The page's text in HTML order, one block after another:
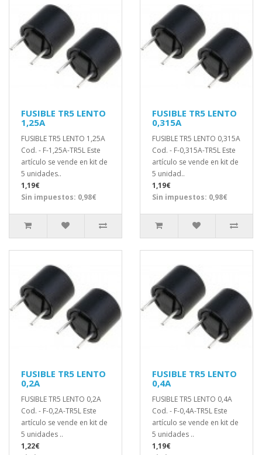
FUSIBLE TR5 LENTO
1,25A
FUSIBLE TR5 LENTO 1,25A
Cod. - F-1,25A-TR5L Este
artículo se vende en kit de
5 unidades..
1,19€
Sin impuestos: 0,98€
FUSIBLE TR5 LENTO
0,315A
FUSIBLE TR5 LENTO 0,315A
Cod. - F-0,315A-TR5L Este
artículo se vende en kit de
5 unidad..
1,19€
Sin impuestos: 0,98€
FUSIBLE TR5 LENTO
0,2A
FUSIBLE TR5 LENTO 0,2A
Cod. - F-0,2A-TR5L Este
artículo se vende en kit de
5 unidades ..
1,22€
FUSIBLE TR5 LENTO
0,4A
FUSIBLE TR5 LENTO 0,4A
Cod. - F-0,4A-TR5L Este
artículo se vende en kit de
5 unidades ..
1,19€